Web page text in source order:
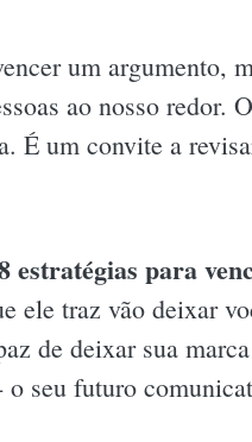
um argumento,
ao nosso
É um convite a
estratégias para
ele traz vão deixar
de deixar sua
seu futuro